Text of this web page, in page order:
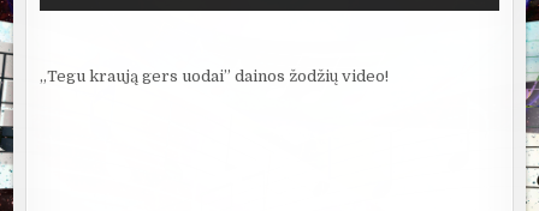
„Tegu kraują gers uodai” dainos žodžių video!